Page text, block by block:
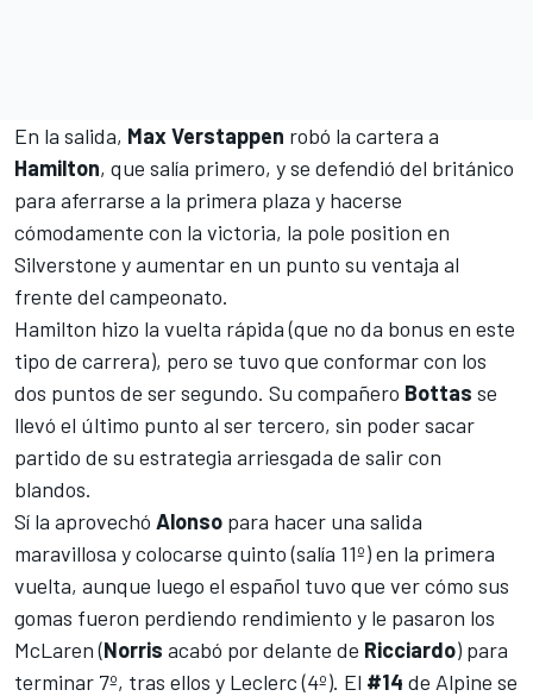
En la salida, Max Verstappen robó la cartera a
Hamilton, que salía primero, y se defendió del británico
para aferrarse a la primera plaza y hacerse
cómodamente con la victoria, la pole position en
Silverstone y aumentar en un punto su ventaja al
frente del campeonato.
Hamilton hizo la vuelta rápida (que no da bonus en este
tipo de carrera), pero se tuvo que conformar con los
dos puntos de ser segundo. Su compañero Bottas se
llevó el último punto al ser tercero, sin poder sacar
partido de su estrategia arriesgada de salir con
blandos.
Sí la aprovechó Alonso para hacer una salida
maravillosa y colocarse quinto (salía 11º) en la primera
vuelta, aunque luego el español tuvo que ver cómo sus
gomas fueron perdiendo rendimiento y le pasaron los
McLaren(Norris acabó por delante de Ricciardo) para
terminar 7º, tras ellos y Leclerc (4º). El #14 de Alpine se